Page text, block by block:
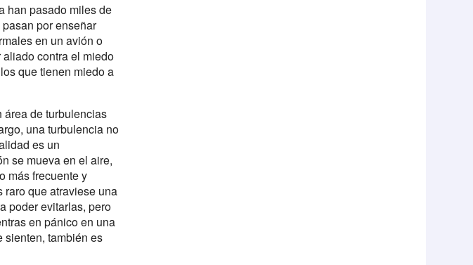
han pasado miles de
por enseñar
en un avión o
contra el miedo
que tienen miedo a
área de turbulencias
una turbulencia no
es un
se mueva en el aire,
más frecuente y
raro que atraviese una
poder evitarlas, pero
en pánico en una
sienten, también es